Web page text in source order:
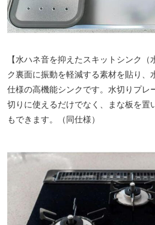
【水ハネ音を抑えたスキットシンク
ク裏面に振動を軽減する素材を貼り、
仕様の高機能シンクです。水切りプレ
切りに使えるだけでなく、まな板を置
もできます。（同仕様）